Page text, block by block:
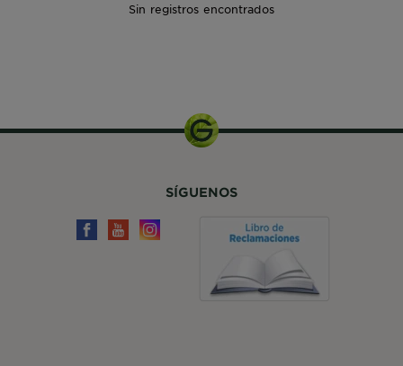
Sin registros encontrados
SÍGUENOS